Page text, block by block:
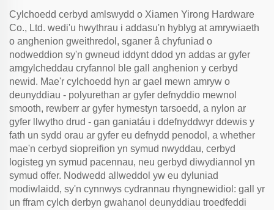
Cylchoedd cerbyd amlswydd o Xiamen Yirong Hardware
Co., Ltd. wedi'u hwythrau i addasu'n hyblyg at amrywiaeth
o anghenion gweithredol, sganer â chyfuniad o
nodweddion sy'n gwneud iddynt ddod yn addas ar gyfer
amgylcheddau cryfannol ble gall anghenion y cerbyd
newid. Mae'r cylchoedd hyn ar gael mewn amryw o
deunyddiau - polyurethan ar gyfer defnyddio mewnol
smooth, rewberr ar gyfer hymestyn tarsoedd, a nylon ar
gyfer llwytho drud - gan ganiatáu i ddefnyddwyr ddewis y
fath un sydd orau ar gyfer eu defnydd penodol, a whether
mae'n cerbyd siopreifion yn symud nwyddau, cerbyd
logisteg yn symud pacennau, neu gerbyd diwydiannol yn
symud offer. Nodwedd allweddol yw eu dyluniad
modiwlaidd, sy'n cynnwys cydrannau rhyngnewidiol: gall yr
un ffram cylch derbyn gwahanol deunyddiau troedfeddi